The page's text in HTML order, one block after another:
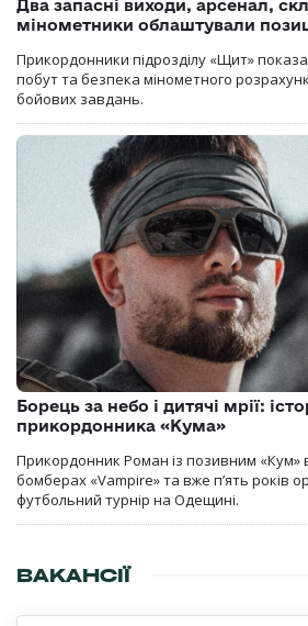
Два запасні виходи, арсенал,
мінометники облаштували
Прикордонники підрозділу «Щит»
побут та безпека мінометного
бойових завдань.
Борець за небо і дитячі мрії:
прикордонника «Кума»
Прикордонник Роман із позивним «Кум»
бомберах «Vampire» та вже п’ять років
футбольний турнір на Одещині.
ВАКАНСІЇ